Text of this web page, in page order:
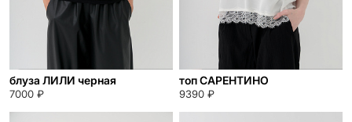
блуза ЛИЛИ черная
7000 ₽
топ САРЕНТИНО
9390 ₽